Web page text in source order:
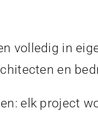
volledig in
en
elk project